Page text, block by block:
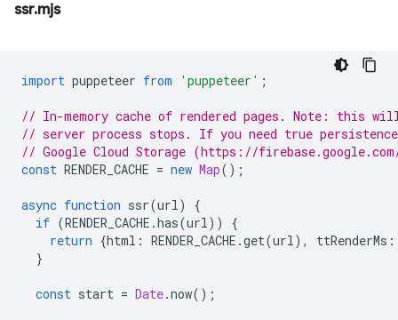
ssr.mjs
import puppeteer from 'puppeteer' ;
// In-memory cache of rendered pages. Note: this
// server process stops. If you need true
// Google Cloud Storage (https://
const RENDER_CACHE = new Map();
async function ssr(url)
{
if (RENDER_CACHE .has(url))
{
return {html : RENDER_CACHE .get(url), ttRenderMs :
}
const start = Date.now();